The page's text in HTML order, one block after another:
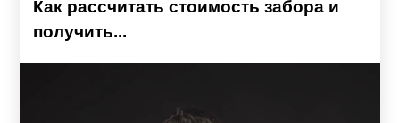
Как рассчитать стоимость забора и
получить...